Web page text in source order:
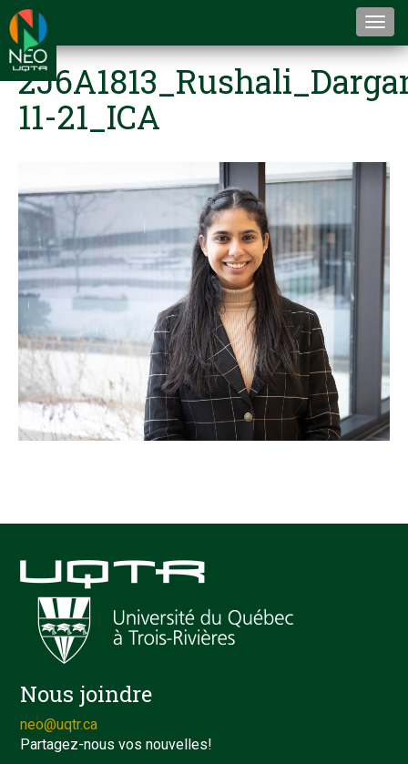
11-21_ICA
Nous joindre
neo@uqtr.ca
Partagez-nous vos nouvelles!